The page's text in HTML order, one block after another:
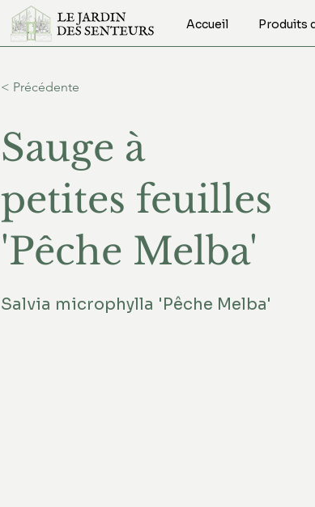
Accueil Produits
< Précédente
Sauge à
petites feuilles
'Pêche Melba'
Salvia microphylla 'Pêche Melba'